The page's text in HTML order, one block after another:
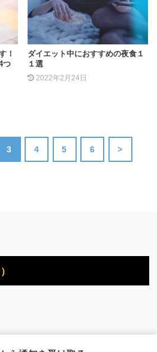
！
つ
ダイエット中におすすめの夜食１
１選
2022年2月24日
3 4 5 6 >